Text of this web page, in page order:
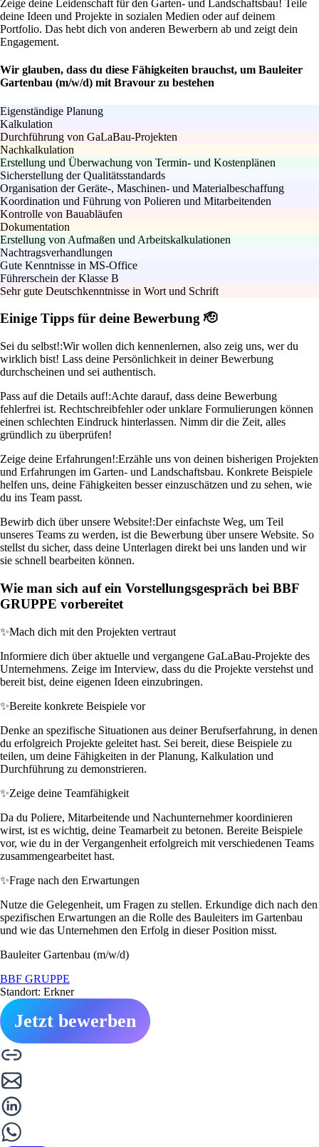
Zeige deine Leidenschaft für den Garten- und Landschaftsbau! Teile
deine Ideen und Projekte in sozialen Medien oder auf deinem
Portfolio. Das hebt dich von anderen Bewerbern ab und zeigt dein
Engagement.
Wir glauben, dass du diese Fähigkeiten brauchst, um Bauleiter
Gartenbau (m/w/d) mit Bravour zu bestehen
Eigenständige Planung
Kalkulation
Durchführung von GaLaBau-Projekten
Nachkalkulation
Erstellung und Überwachung von Termin- und Kostenplänen
Sicherstellung der Qualitätsstandards
Organisation der Geräte-, Maschinen- und Materialbeschaffung
Koordination und Führung von Polieren und Mitarbeitenden
Kontrolle von Bauabläufen
Dokumentation
Erstellung von Aufmaßen und Arbeitskalkulationen
Nachtragsverhandlungen
Gute Kenntnisse in MS-Office
Führerschein der Klasse B
Sehr gute Deutschkenntnisse in Wort und Schrift
Einige Tipps für deine Bewerbung 🫡
Sei du selbst!:Wir wollen dich kennenlernen, also zeig uns, wer du
wirklich bist! Lass deine Persönlichkeit in deiner Bewerbung
durchscheinen und sei authentisch.
Pass auf die Details auf!:Achte darauf, dass deine Bewerbung
fehlerfrei ist. Rechtschreibfehler oder unklare Formulierungen können
einen schlechten Eindruck hinterlassen. Nimm dir die Zeit, alles
gründlich zu überprüfen!
Zeige deine Erfahrungen!:Erzähle uns von deinen bisherigen Projekten
und Erfahrungen im Garten- und Landschaftsbau. Konkrete Beispiele
helfen uns, deine Fähigkeiten besser einzuschätzen und zu sehen, wie
du ins Team passt.
Bewirb dich über unsere Website!:Der einfachste Weg, um Teil
unseres Teams zu werden, ist die Bewerbung über unsere Website. So
stellst du sicher, dass deine Unterlagen direkt bei uns landen und wir
sie schnell bearbeiten können.
Wie man sich auf ein Vorstellungsgespräch bei BBF
GRUPPE vorbereitet
✨Mach dich mit den Projekten vertraut
Informiere dich über aktuelle und vergangene GaLaBau-Projekte des
Unternehmens. Zeige im Interview, dass du die Projekte verstehst und
bereit bist, deine eigenen Ideen einzubringen.
✨Bereite konkrete Beispiele vor
Denke an spezifische Situationen aus deiner Berufserfahrung, in denen
du erfolgreich Projekte geleitet hast. Sei bereit, diese Beispiele zu
teilen, um deine Fähigkeiten in der Planung, Kalkulation und
Durchführung zu demonstrieren.
✨Zeige deine Teamfähigkeit
Da du Poliere, Mitarbeitende und Nachunternehmer koordinieren
wirst, ist es wichtig, deine Teamarbeit zu betonen. Bereite Beispiele
vor, wie du in der Vergangenheit erfolgreich mit verschiedenen Teams
zusammengearbeitet hast.
✨Frage nach den Erwartungen
Nutze die Gelegenheit, um Fragen zu stellen. Erkundige dich nach den
spezifischen Erwartungen an die Rolle des Bauleiters im Gartenbau
und wie das Unternehmen den Erfolg in dieser Position misst.
Bauleiter Gartenbau (m/w/d)
BBF GRUPPE
Standort: Erkner
Jetzt bewerben